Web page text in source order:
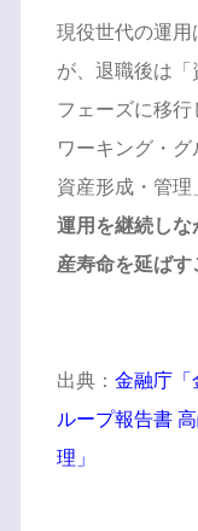
現役世代の運用
が、退職後は「
フェーズに移
ワーキング・
資産形成・管理
運用を継続し
産寿命を延ばす
出典： 金融庁「
ループ報告書
理」